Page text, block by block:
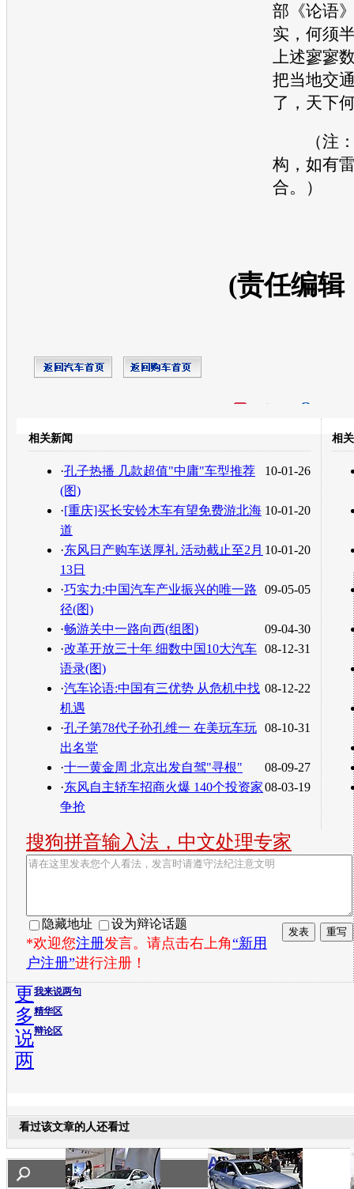
部《论语
实，何须
上述寥寥
把当地交
了，天下
（注：
构，如有
合。）
(责任编辑
转发至：
相关新闻
10-01-26
·孔子热播 几款超值"中庸"车型推荐
(图)
10-01-20
·[重庆]买长安铃木车有望免费游北海
道
10-01-20
·东风日产购车送厚礼 活动截止至2月
13日
09-05-05
·巧实力:中国汽车产业振兴的唯一路
径(图)
09-04-30
·畅游关中一路向西(组图)
08-12-31
·改革开放三十年 细数中国10大汽车
语录(图)
08-12-22
·汽车论语:中国有三优势 从危机中找
机遇
08-10-31
·孔子第78代子孙孔维一 在美玩车玩
出名堂
08-09-27
·十一黄金周 北京出发自驾"寻根"
08-03-19
·东风自主轿车招商火爆 140个投资家
争抢
相
搜狗拼音输入法，中文处理专家
隐藏地址 设为辩论话题
*欢迎您注册发言。请点击右上角“新用
户注册”进行注册！
我来说两句
精华区
辩论区
更
多
说
两
看过该文章的人还看过